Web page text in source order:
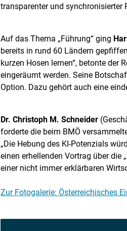
transparenter und synchronisierter
Auf das Thema „Führung“ ging
bereits in rund 60 Ländern
kurzen Hosen lernen“, betonte der
eingeräumt werden. Seine
Option. Dazu gehört auch eine
Dr. Christoph M. Schneider
forderte die beim BMÖ
„Die Hebung des KI-Potenzials
einen erhellenden Vortrag über
einer nicht immer erklärbaren
Zur Fotogalerie: Österreichisches